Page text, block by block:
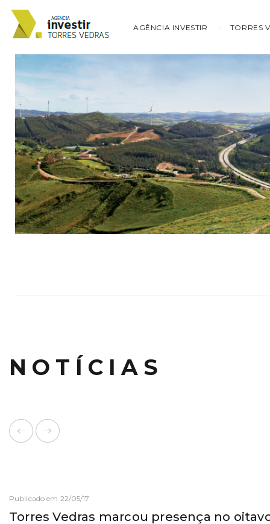
AGÊNCIA INVESTIR TORRES
NOTÍCIAS
Publicado em 22/05/17
Torres Vedras marcou presença no